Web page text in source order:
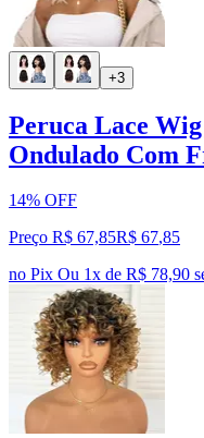
+3
Peruca Lace
Ondulado Com
14% OFF
Preço R$ 67,85R$ 67,85
no Pix Ou 1x de R$ 78,90